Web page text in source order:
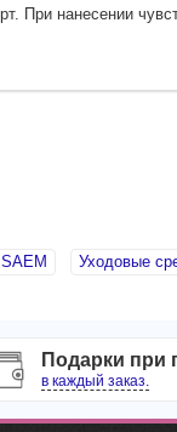
При нанесении
Уходовые
Подарки при
в каждый заказ.